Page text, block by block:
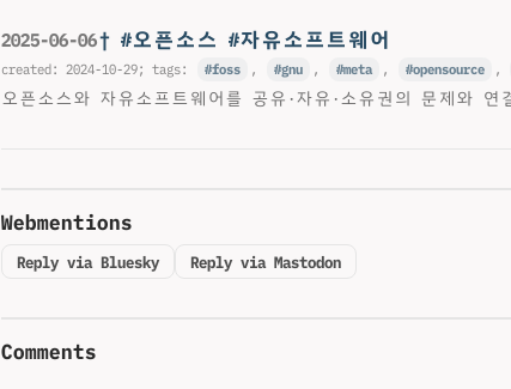
2025-06-06† #오픈소스 #자유소프트웨어
created: 2024-10-29; tags: foss , gnu , meta , opensource ,
오픈소스와 자유소프트웨어를 공유·자유·소유권의 문제와
Webmentions
Reply via Bluesky Reply via Mastodon
Comments